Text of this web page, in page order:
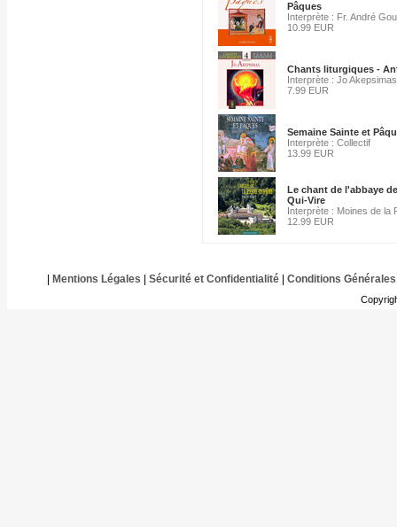
Pâques
Interprète : Fr. André
10.99 EUR
Chants liturgiques -
Interprète : Jo Akepsimas
7.99 EUR
Semaine Sainte et
Interprète : Collectif
13.99 EUR
Le chant de l'abbaye
Qui-Vire
Interprète : Moines de la
12.99 EUR
Mentions Légales Sécurité et Confidentialité| Conditions Générales